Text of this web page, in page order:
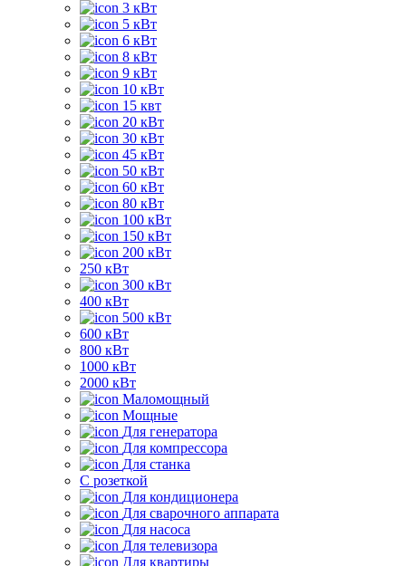
3 кВт
5 кВт
6 кВт
8 кВт
9 кВт
10 кВт
15 квт
20 кВт
30 кВт
45 кВт
50 кВт
60 кВт
80 кВт
100 кВт
150 кВт
200 кВт
250 кВт
300 кВт
400 кВт
500 кВт
600 кВт
800 кВт
1000 кВт
2000 кВт
Маломощный
Мощные
Для генератора
Для компрессора
Для станка
C розеткой
Для кондиционера
Для сварочного аппарата
Для насоса
Для телевизора
Для квартиры